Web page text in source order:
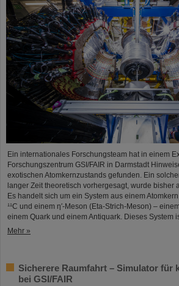
Ein internationales Forschungsteam hat in einem
Forschungszentrum GSI/FAIR in Darmstadt
exotischen Atomkernzustands gefunden. Ein
langer Zeit theoretisch vorhergesagt, wurde bisher
Es handelt sich um ein System aus einem
¹¹C und einem η′‑Meson (Eta-Strich-Meson) –
einem Quark und einem Antiquark. Dieses System
Mehr »
Sicherere Raumfahrt – Simulator für
bei GSI/FAIR